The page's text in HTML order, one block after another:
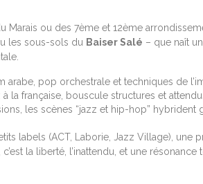
Marais ou des 7ème et 12ème
les sous-sols du Baiser Salé – que naît
arabe, pop orchestrale et techniques de
à la française, bouscule structures et
les scènes “jazz et hip-hop” hybrident
labels (ACT, Laborie, Jazz Village),
la liberté, l’inattendu, et une